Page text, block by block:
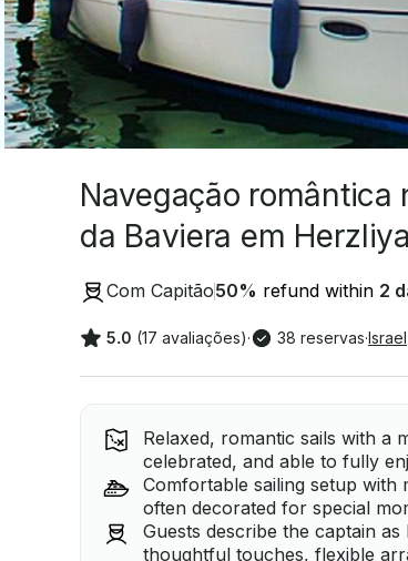
Navegação
da Baviera em Herzliya
Com Capitão50% refund within 2
5.0 (17 avaliações)· 38 reservas·Israel
Relaxed, romantic sails with a
celebrated, and able to fully
Comfortable sailing setup
often decorated for special
Guests describe the captain
thoughtful touches, flexible